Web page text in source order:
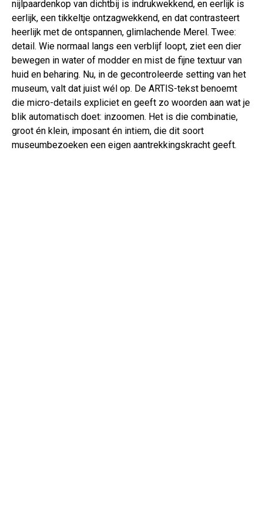
nijlpaardenkop van dichtbij is indrukwekkend, en eerlijk is
eerlijk, een tikkeltje ontzagwekkend, en dat contrasteert
heerlijk met de ontspannen, glimlachende Merel. Twee:
detail. Wie normaal langs een verblijf loopt, ziet een dier
bewegen in water of modder en mist de fijne textuur van
huid en beharing. Nu, in de gecontroleerde setting van het
museum, valt dat juist wél op. De ARTIS-tekst benoemt
die micro-details expliciet en geeft zo woorden aan wat je
blik automatisch doet: inzoomen. Het is die combinatie,
groot én klein, imposant én intiem, die dit soort
museumbezoeken een eigen aantrekkingskracht geeft.